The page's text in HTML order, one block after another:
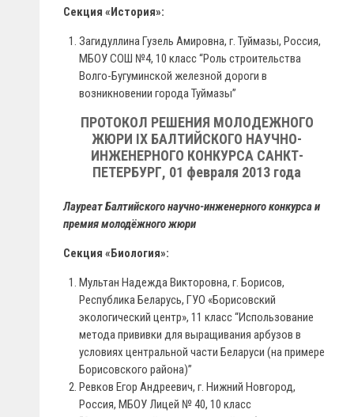
Секция «История»:
Загидуллина Гузель Амировна, г. Туймазы, Россия,
МБОУ СОШ №4, 10 класс “Роль строительства
Волго-Бугуминской железной дороги в
возникновении города Туймазы”
ПРОТОКОЛ РЕШЕНИЯ МОЛОДЕЖНОГО
ЖЮРИ IX БАЛТИЙСКОГО НАУЧНО-
ИНЖЕНЕРНОГО КОНКУРСА САНКТ-
ПЕТЕРБУРГ, 01 февраля 2013 года
Лауреат Балтийского научно-инженерного конкурса и
премия молодёжного жюри
Секция «Биология»:
Мультан Надежда Викторовна, г. Борисов,
Республика Беларусь, ГУО «Борисовский
экологический центр», 11 класс “Использование
метода прививки для выращивания арбузов в
условиях центральной части Беларуси (на примере
Борисовского района)”
Ревков Егор Андреевич, г. Нижний Новгород,
Россия, МБОУ Лицей № 40, 10 класс